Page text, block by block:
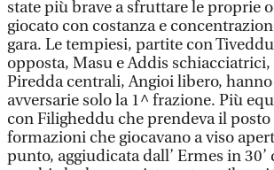
state più brave a sfruttare le proprie
giocato con costanza e
gara. Le tempiesi, partite con
opposta, Masu e Addis
Piredda centrali, Angioi libero,
avversarie solo la 1^ frazione. Più
con Filigheddu che prendeva il
formazioni che giocavano a viso
punto, aggiudicata dall’ Ermes in